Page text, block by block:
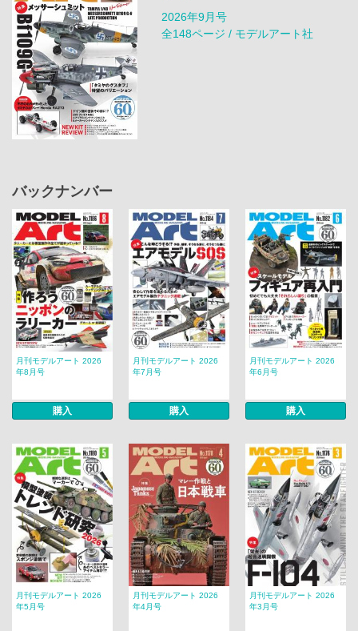
2026年9月号
全148ページ / モデルアート社
バックナンバー
月刊モデルアート 2026
年8月号
購入
月刊モデルアート 2026
年7月号
購入
月刊モデルアート 2026
年6月号
購入
月刊モデルアート 2026
年5月号
月刊モデルアート 2026
年4月号
月刊モデルアート 2026
年3月号